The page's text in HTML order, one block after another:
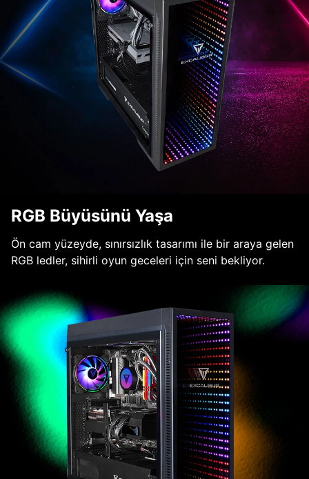
RGB Büyüsünü Yaşa
Ön cam yüzeyde, sınırsızlık tasarımı ile bir araya gelen
RGB ledler, sihirli oyun geceleri için seni bekliyor.